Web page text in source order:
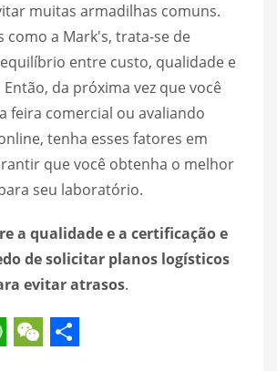
muitas armadilhas comuns.
como a Mark's, trata-se de
entre custo, qualidade e
da próxima vez que você
feira comercial ou avaliando
tenha esses fatores em
que você obtenha o melhor
seu laboratório.
a qualidade e a certificação e
de solicitar planos logísticos
evitar atrasos.